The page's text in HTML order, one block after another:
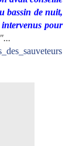
bassin de nuit,
intervenus pour